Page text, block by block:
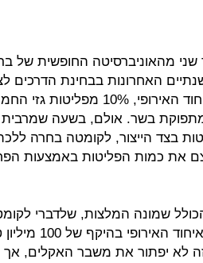
מהאוניברסיטה החופשית של
האחרונות בבחינת הדרכים
מתעשיית הבשר. באיחוד
מגיעות מתפוקת בשר. אולם, בשעה
בצד הייצור, לקומטה בחרה
את כמות הפליטות באמצעות
שמונה המלצות, שלדברי
לא יפתור את משבר האקלים, אך